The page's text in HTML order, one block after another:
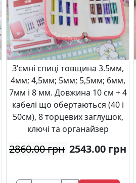
З'ємні спиці товщина 3.5мм,
4мм; 4,5мм; 5мм; 5,5мм; 6мм,
7мм і 8 мм. Довжина 10 см + 4
кабелі що обертаються (40 і
50см), 8 торцевих заглушок,
ключі та органайзер
2860.00 грн 2543.00 грн